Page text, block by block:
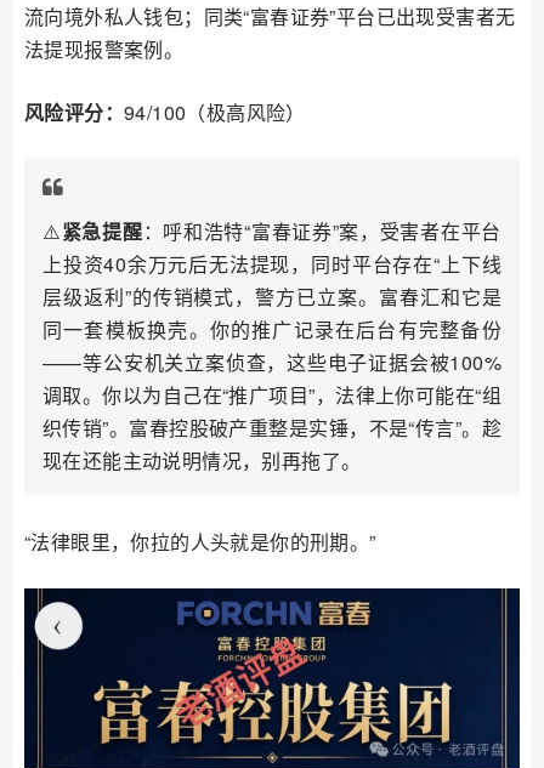
流向境外私人钱包；同类“富春证券”平台已出现受害者无
法提现报警案例。
风险评分： 94/100（极高风险）
⚠️紧急提醒：呼和浩特“富春证券”案，受害者在平台
上投资40余万元后无法提现，同时平台存在“上下线
层级返利”的传销模式，警方已立案。富春汇和它是
同一套模板换壳。你的推广记录在后台有完整备份
——等公安机关立案侦查，这些电子证据会被100%
调取。你以为自己在“推广项目”，法律上你可能在“组
织传销”。富春控股破产重整是实锤，不是“传言”。趁
现在还能主动说明情况，别再拖了。
“法律眼里，你拉的人头就是你的刑期。”